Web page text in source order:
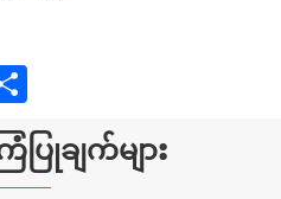
ြုချက်များ